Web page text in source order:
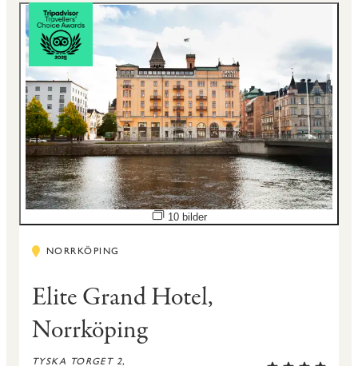
Öppna bildspel
10 bilder
NORRKÖPING
Elite Grand Hotel,
Norrköping
TYSKA TORGET 2,